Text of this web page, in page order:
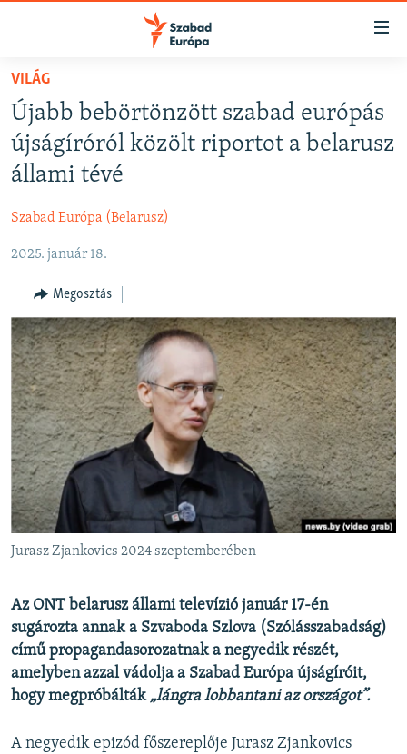
Akadálymentes
Ugrás
oldalra
Ugrás
tartalomjegyzékre
NAPIRENDEN
AKTUÁLIS
PODCASTOK
ELEMZŐ
NER15
SZABADON
TÁRSADALOM
DEMOKRÁCIA
A PÉNZ NYOMÁBAN
EURÓPAI UNIÓ
VILÁG
KLÍMAVÁLTOZÁS
A MÚLT TANULSÁGAI
Valamennyi RFE/RL weboldal
VILÁG
Újabb bebörtönzött szabad európás
újságíróról közölt riportot a belarusz
állami tévé
Szabad Európa (Belarusz)
2025. január 18.
Megosztás
Jurasz Zjankovics 2024 szeptemberében
Az ONT belarusz állami televízió január 17-én
sugározta annak a Szvaboda Szlova (Szólásszabadság)
című propagandasorozatnak a negyedik részét,
amelyben azzal vádolja a Szabad Európa újságíróit,
hogy megpróbálták „lángra lobbantani az országot”.
A negyedik epizód főszereplője Jurasz Zjankovics
FELIRATKOZÁS
Spotify